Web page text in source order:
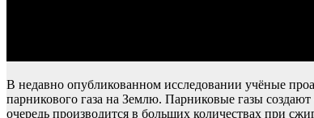
В недавно опубликованном исследовании учёные
парникового газа на Землю. Парниковые газы
очередь производится в больших количествах при